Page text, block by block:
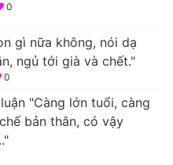
0
gì nữa không, nói dạ
ngủ tới già và chết."
0
"Càng lớn tuổi, càng
bản thân, có vậy